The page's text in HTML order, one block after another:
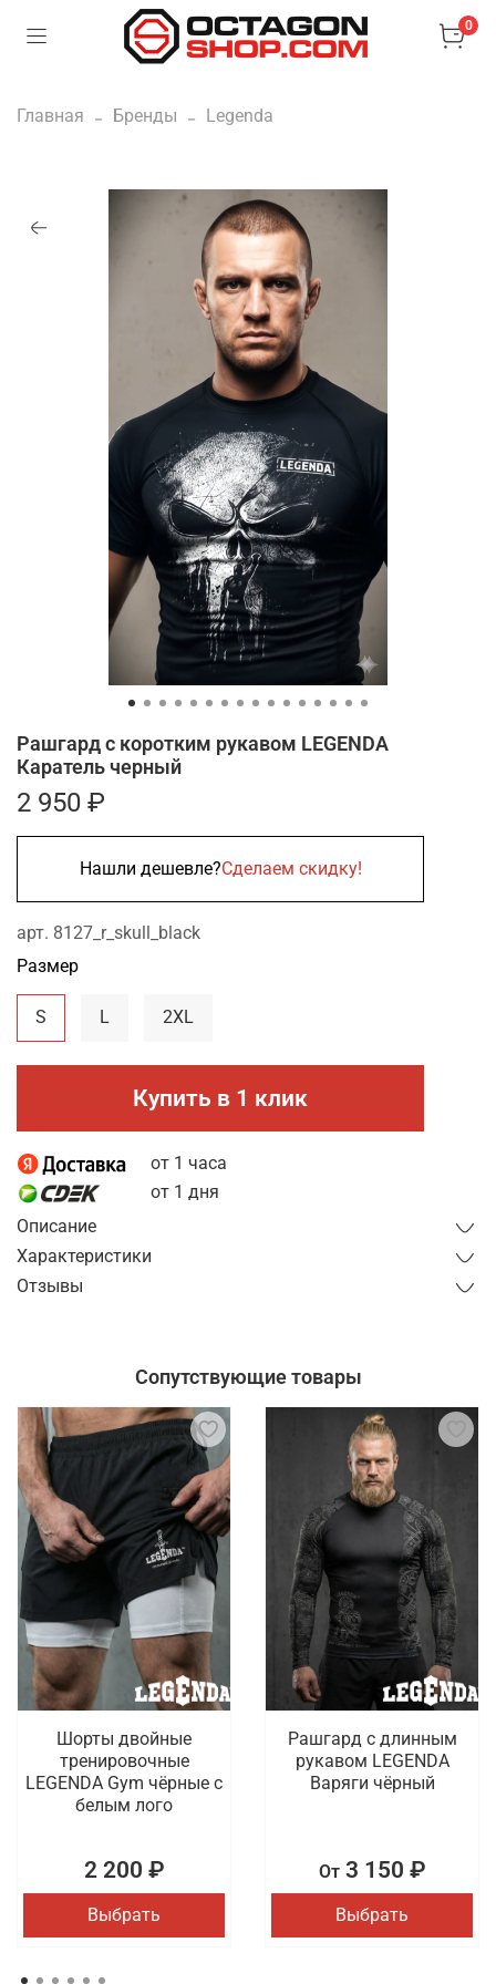
0
Главная Бренды Legenda
арт. 8127_r_skull_black
Рашгард с коротким рукавом LEGENDA
Каратель черный
2 950 ₽
Нашли дешевле?Сделаем скидку!
Купить в 1 клик
от 1 часа
от 1 дня
Размер
S L 2XL
Описание
Характеристики
Отзывы
Сопутствующие товары
Шорты двойные
тренировочные
LEGENDA Gym чёрные с
белым лого
2 200 ₽
Выбрать
Рашгард с длинным
рукавом LEGENDA
Варяги чёрный
От3 150 ₽
Выбрать